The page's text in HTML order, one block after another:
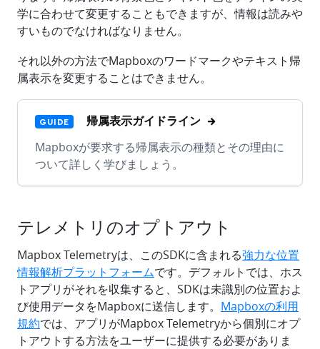
学に合わせて変更することもできますが、情報は読みや
すいものでなければなりません。
それ以外の方法でMapboxのワードマークやテキスト帰
属表示を変更することはできません。
GUIDE 帰属表示ガイドライン
Mapboxが要求する帰属表示の種類とその理由に
ついて詳しく学びましょう。
テレメトリのオプトアウト
Mapbox Telemetryは、このSDKに含まれる強力な位置
情報解析プラットフォームです。デフォルトでは、ホス
トアプリがそれを収集すると、SDKは未識別の位置およ
び使用データをMapboxに送信します。 Mapboxの利用
規約では、アプリがMapbox Telemetryから個別にオプ
トアウトする方法をユーザーに提供する必要がありま